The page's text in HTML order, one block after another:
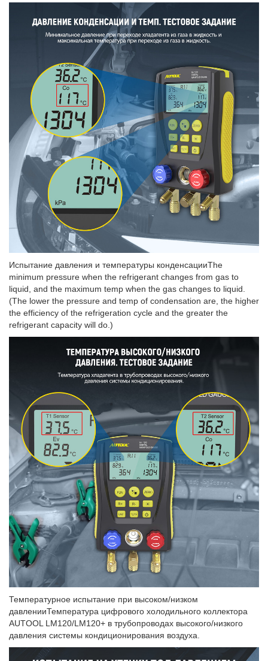
Испытание давления и температуры конденсацииThe
minimum pressure when the refrigerant changes from gas to
liquid, and the maximum temp when the gas changes to liquid.
(The lower the pressure and temp of condensation are, the higher
the efficiency of the refrigeration cycle and the greater the
refrigerant capacity will do.)
Температурное испытание при высоком/низком
давленииТемпература цифрового холодильного коллектора
AUTOOL LM120/LM120+ в трубопроводах высокого/низкого
давления системы кондиционирования воздуха.